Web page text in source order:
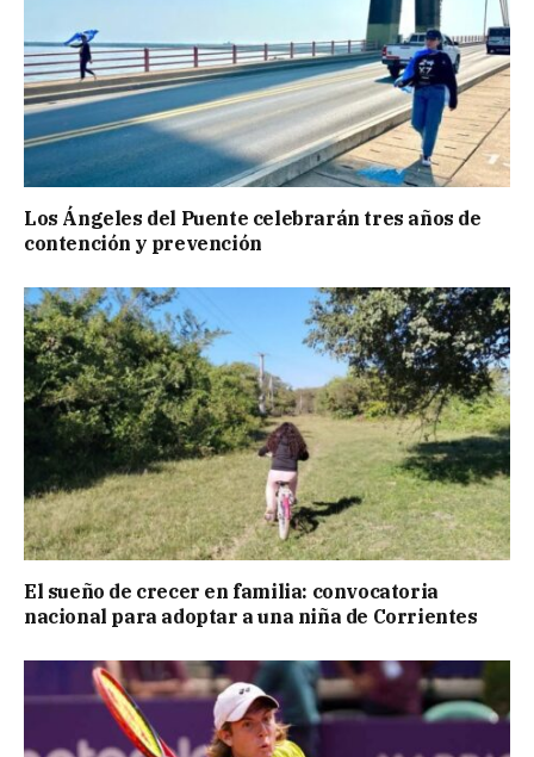
Los Ángeles del Puente celebrarán tres años de
contención y prevención
El sueño de crecer en familia: convocatoria
nacional para adoptar a una niña de Corrientes